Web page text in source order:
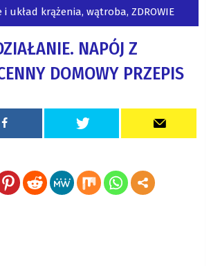
i układ krążenia, wątroba, ZDROWIE
NAPÓJ Z
DOMOWY PRZEPIS